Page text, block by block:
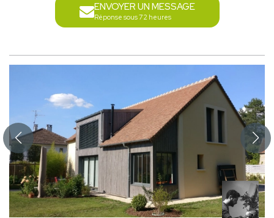
ENVOYER UN MESSAGE
Réponse sous 72 heures